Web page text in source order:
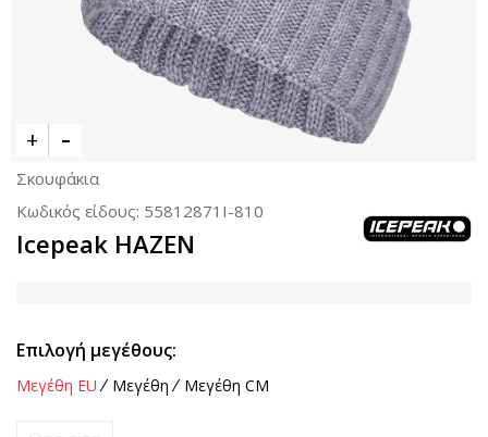
Σκουφάκια
Κωδικός είδους: 55812871I-810
Icepeak HAZEN
Επιλογή μεγέθους:
Μεγέθη EU Μεγέθη Μεγέθη CM